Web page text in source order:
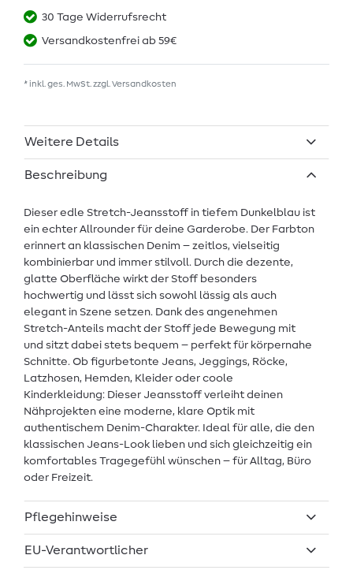
30 Tage Widerrufsrecht
Versandkostenfrei ab 59€
* inkl. ges. MwSt. zzgl. Versandkosten
Weitere Details
Beschreibung
Dieser edle Stretch-Jeansstoff in tiefem Dunkelblau ist
ein echter Allrounder für deine Garderobe. Der Farbton
erinnert an klassischen Denim – zeitlos, vielseitig
kombinierbar und immer stilvoll. Durch die dezente,
glatte Oberfläche wirkt der Stoff besonders
hochwertig und lässt sich sowohl lässig als auch
elegant in Szene setzen. Dank des angenehmen
Stretch-Anteils macht der Stoff jede Bewegung mit
und sitzt dabei stets bequem – perfekt für körpernahe
Schnitte. Ob figurbetonte Jeans, Jeggings, Röcke,
Latzhosen, Hemden, Kleider oder coole
Kinderkleidung: Dieser Jeansstoff verleiht deinen
Nähprojekten eine moderne, klare Optik mit
authentischem Denim-Charakter. Ideal für alle, die den
klassischen Jeans-Look lieben und sich gleichzeitig ein
komfortables Tragegefühl wünschen – für Alltag, Büro
oder Freizeit.
Pflegehinweise
EU-Verantwortlicher